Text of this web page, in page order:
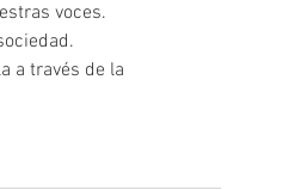
voces.
a través de la